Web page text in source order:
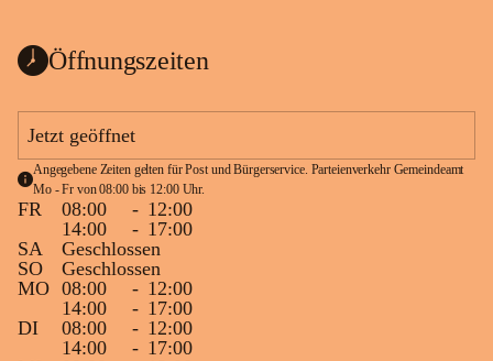
Öffnungszeiten
Jetzt geöffnet
Angegebene Zeiten gelten für Post und Bürgerservice. Parteienverkehr Gemeindeamt
Mo - Fr von 08:00 bis 12:00 Uhr.
FR 08:00 - 12:00
14:00
- 17:00
SA
Geschlossen
SO
Geschlossen
MO 08:00 - 12:00
14:00
- 17:00
DI
08:00 - 12:00
14:00
- 17:00